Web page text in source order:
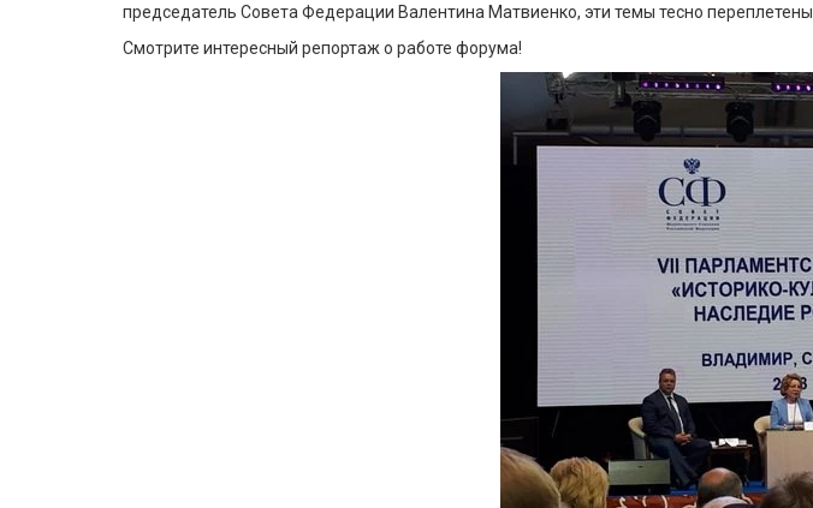
председатель Совета Федерации Валентина Матвиенко, эти темы тесно переплетены.
Смотрите интересный репортаж о работе форума!